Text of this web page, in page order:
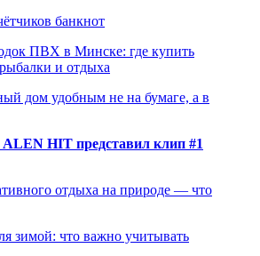
банкнот
ПВХ в Минске: где купить
и отдыха
дом удобным не на бумаге, а в
ALEN HIT представил клип #1
отдыха на природе — что
зимой: что важно учитывать